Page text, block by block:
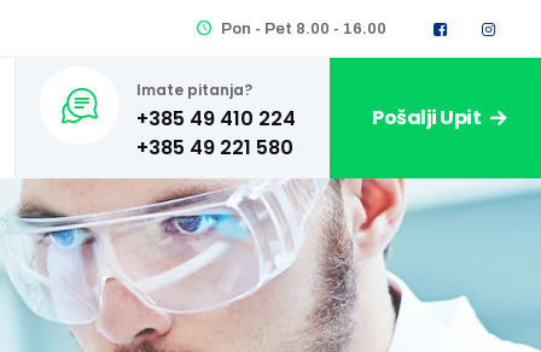
Pon - Pet 8.00 - 16.00
Imate pitanja?
+385 49 410 224 Pošalji Upit